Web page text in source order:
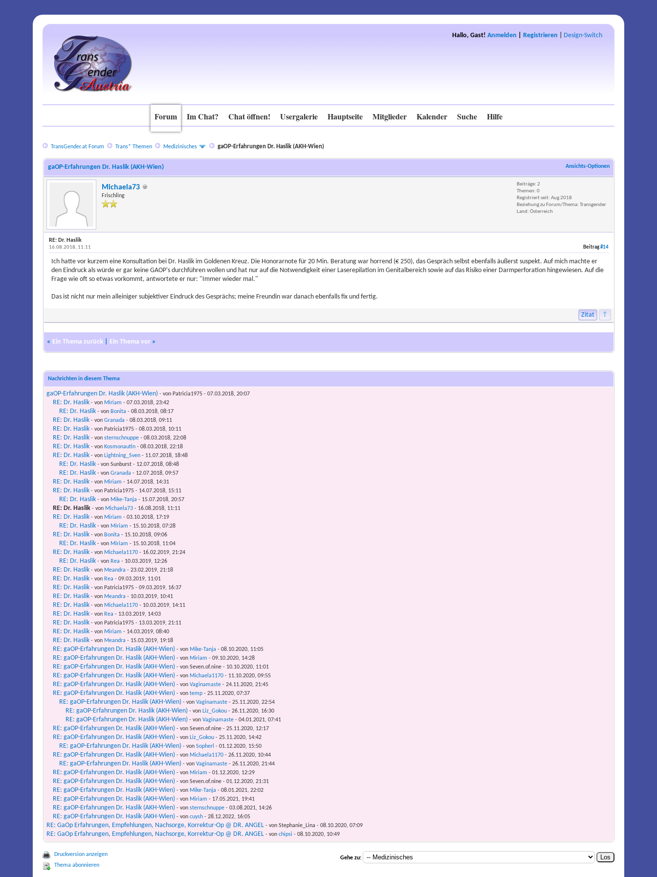
Hallo, Gast! Anmelden Registrieren Design-Switch
Forum Im Chat? Chat öffnen! Usergalerie Hauptseite Mitglieder Kalender Suche Hilfe
TransGender.at Forum Trans* Themen Medizinisches gaOP-Erfahrungen Dr. Haslik (AKH-Wien)
Ansichts-Optionen
gaOP-Erfahrungen Dr. Haslik (AKH-Wien)
Michaela73
Frischling
Beiträge: 2
Themen: 0
Registriert seit: Aug 2018
Beziehung zu Forum/Thema: Transgender
Land: Österreich
RE: Dr. Haslik
Beitrag#14
16.08.2018, 11:11
Ich hatte vor kurzem eine Konsultation bei Dr. Haslik im Goldenen Kreuz. Die Honorarnote für 20 Min. Beratung war horrend (€ 250), das Gespräch selbst ebenfalls äußerst suspekt. Auf mich machte er
den Eindruck als würde er gar keine GAOP's durchführen wollen und hat nur auf die Notwendigkeit einer Laserepilation im Genitalbereich sowie auf das Risiko einer Darmperforation hingewiesen. Auf die
Frage wie oft so etwas vorkommt, antwortete er nur: "Immer wieder mal."
Das ist nicht nur mein alleiniger subjektiver Eindruck des Gesprächs; meine Freundin war danach ebenfalls fix und fertig.
Zitat ↑
« Ein Thema zurück Ein Thema vor»
Nachrichten in diesem Thema
gaOP-Erfahrungen Dr. Haslik (AKH-Wien) - von Patricia1975 - 07.03.2018, 20:07
RE: Dr. Haslik - von Miriam - 07.03.2018, 23:42
RE: Dr. Haslik - von Bonita - 08.03.2018, 08:17
RE: Dr. Haslik - von Granada - 08.03.2018, 09:11
RE: Dr. Haslik - von Patricia1975 - 08.03.2018, 10:11
RE: Dr. Haslik - von sternschnuppe- 08.03.2018, 22:08
RE: Dr. Haslik - von Kosmonautin- 08.03.2018, 22:18
RE: Dr. Haslik - von Lightning_Sven- 11.07.2018, 18:48
RE: Dr. Haslik - von Sunburst - 12.07.2018, 08:48
RE: Dr. Haslik - von Granada - 12.07.2018, 09:57
RE: Dr. Haslik - von Miriam - 14.07.2018, 14:31
RE: Dr. Haslik - von Patricia1975 - 14.07.2018, 15:11
RE: Dr. Haslik - von Mike-Tanja - 15.07.2018, 20:57
RE: Dr. Haslik - von Michaela73- 16.08.2018, 11:11
RE: Dr. Haslik - von Miriam - 03.10.2018, 17:19
RE: Dr. Haslik - von Miriam - 15.10.2018, 07:28
RE: Dr. Haslik - von Bonita - 15.10.2018, 09:06
RE: Dr. Haslik - von Miriam - 15.10.2018, 11:04
RE: Dr. Haslik - von Michaela1170- 16.02.2019, 21:24
RE: Dr. Haslik - von Rea - 10.03.2019, 12:26
RE: Dr. Haslik - von Meandra - 23.02.2019, 21:18
RE: Dr. Haslik - von Rea - 09.03.2019, 11:01
RE: Dr. Haslik - von Patricia1975 - 09.03.2019, 16:37
RE: Dr. Haslik - von Meandra - 10.03.2019, 10:41
RE: Dr. Haslik - von Michaela1170- 10.03.2019, 14:11
RE: Dr. Haslik - von Rea - 13.03.2019, 14:03
RE: Dr. Haslik - von Patricia1975 - 13.03.2019, 21:11
RE: Dr. Haslik - von Miriam - 14.03.2019, 08:40
RE: Dr. Haslik - von Meandra - 15.03.2019, 19:18
RE: gaOP-Erfahrungen Dr. Haslik (AKH-Wien) - von Mike-Tanja - 08.10.2020, 11:05
RE: gaOP-Erfahrungen Dr. Haslik (AKH-Wien) - von Miriam - 09.10.2020, 14:28
RE: gaOP-Erfahrungen Dr. Haslik (AKH-Wien) - von Seven.of.nine - 10.10.2020, 11:01
RE: gaOP-Erfahrungen Dr. Haslik (AKH-Wien) - von Michaela1170- 11.10.2020, 09:55
RE: gaOP-Erfahrungen Dr. Haslik (AKH-Wien) - von Vaginamaste- 24.11.2020, 21:45
RE: gaOP-Erfahrungen Dr. Haslik (AKH-Wien) - von temp- 25.11.2020, 07:37
RE: gaOP-Erfahrungen Dr. Haslik (AKH-Wien) - von Vaginamaste- 25.11.2020, 22:54
RE: gaOP-Erfahrungen Dr. Haslik (AKH-Wien) - von Liz_Gokou- 26.11.2020, 16:30
RE: gaOP-Erfahrungen Dr. Haslik (AKH-Wien) - von Vaginamaste- 04.01.2021, 07:41
RE: gaOP-Erfahrungen Dr. Haslik (AKH-Wien) - von Seven.of.nine - 25.11.2020, 12:17
RE: gaOP-Erfahrungen Dr. Haslik (AKH-Wien) - von Liz_Gokou- 25.11.2020, 14:42
RE: gaOP-Erfahrungen Dr. Haslik (AKH-Wien) - von Sopherl - 01.12.2020, 15:50
RE: gaOP-Erfahrungen Dr. Haslik (AKH-Wien) - von Michaela1170- 26.11.2020, 10:44
RE: gaOP-Erfahrungen Dr. Haslik (AKH-Wien) - von Vaginamaste- 26.11.2020, 21:44
RE: gaOP-Erfahrungen Dr. Haslik (AKH-Wien) - von Miriam - 01.12.2020, 12:29
RE: gaOP-Erfahrungen Dr. Haslik (AKH-Wien) - von Seven.of.nine - 01.12.2020, 21:31
RE: gaOP-Erfahrungen Dr. Haslik (AKH-Wien) - von Mike-Tanja - 08.01.2021, 22:02
RE: gaOP-Erfahrungen Dr. Haslik (AKH-Wien) - von Miriam - 17.05.2021, 19:41
RE: gaOP-Erfahrungen Dr. Haslik (AKH-Wien) - von sternschnuppe- 03.08.2021, 14:26
RE: gaOP-Erfahrungen Dr. Haslik (AKH-Wien) - von cuysh- 28.12.2022, 16:05
RE: GaOp Erfahrungen, Empfehlungen, Nachsorge, Korrektur-Op @ DR. ANGEL - von Stephanie_Lina - 08.10.2020, 07:09
RE: GaOp Erfahrungen, Empfehlungen, Nachsorge, Korrektur-Op @ DR. ANGEL - von chipsi - 08.10.2020, 10:49
Druckversion anzeigen
Thema abonnieren
Gehe zu: